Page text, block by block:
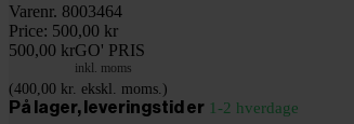
Varenr. 8003464
Price: 500,00 kr
500,00 krGO' PRIS
inkl. moms
(400,00 kr. ekskl. moms.)
På lager, leveringstid er 1-2 hverdage